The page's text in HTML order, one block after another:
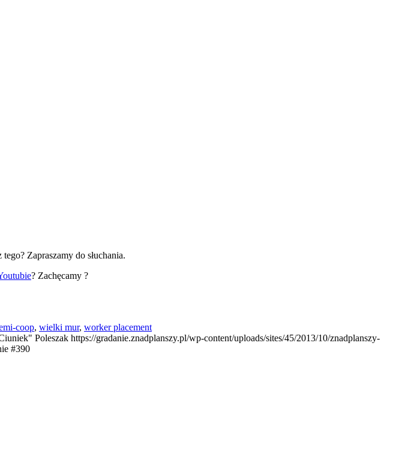
Zapraszamy do słuchania.
? Zachęcamy ?
coop, wielki mur, worker placement
Poleszak https://gradanie.znadplanszy.pl/wp-content/uploads/sites/45/2013/10/znadplanszy-
#390